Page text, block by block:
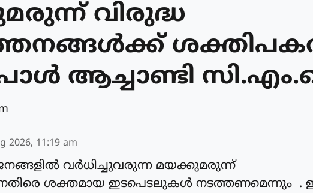
വിരുദ്ധ
ആച്ചാണ്ടി
2026, 11:19 am
വർധിച്ചുവരുന്ന മയക്കുമരുന്ന്
ശക്തമായ ഇടപെടലുകൾ നടത്തണമെന്നും .